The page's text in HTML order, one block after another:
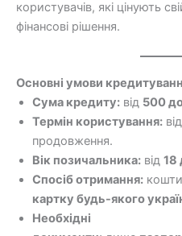
користувачів, які цінують
фінансові рішення.
Основні умови
Сума кредиту: від 500
Термін користування: від
продовження.
Вік позичальника: від 18
Спосіб отримання:
картку будь-якого
Необхідні